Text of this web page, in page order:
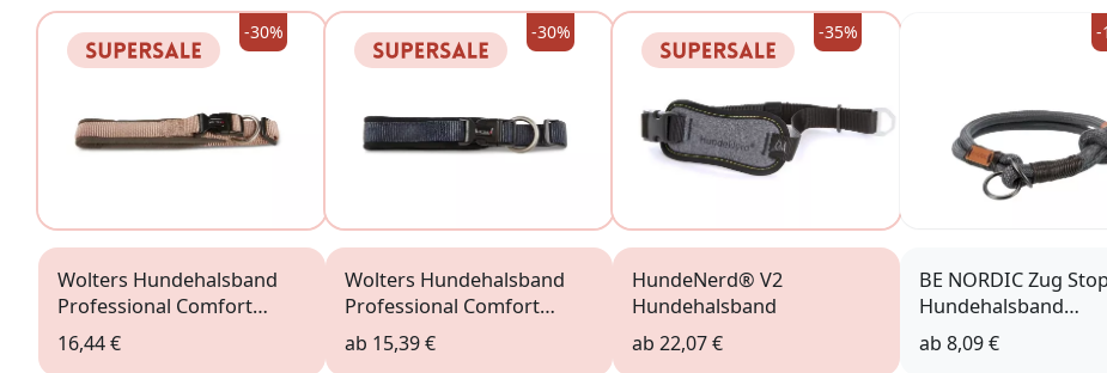
-30%
Wolters Hundehalsband
Professional Comfort
champagner
16,44 €
-30%
Wolters Hundehalsband
Professional Comfort
graphit
ab 15,39 €
-35%
HundeNerd® V2
Hundehalsband
ab 22,07 €
-
BE NORDIC Zug
Hundehalsband
grau/braun
ab 8,09 €